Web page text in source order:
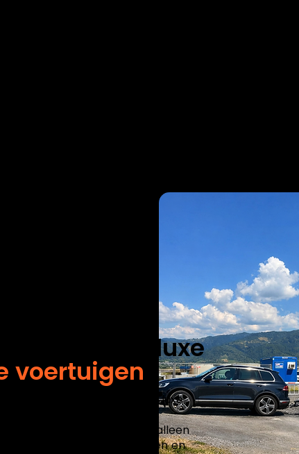
voor luxe
voertuigen
dezelfde aanpak. Zeker bij luxe
aandacht nodig hebben, is
draait autotransport niet alleen
laden, correct vastzetten en